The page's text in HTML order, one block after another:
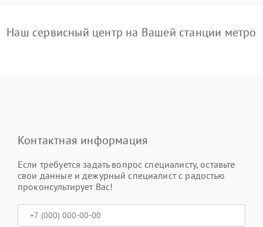
Наш сервисный центр на Вашей станции метро
Контактная информация
Если требуется задать вопрос специалисту, оставьте
свои данные и дежурный специалист с радостью
проконсультирует Вас!